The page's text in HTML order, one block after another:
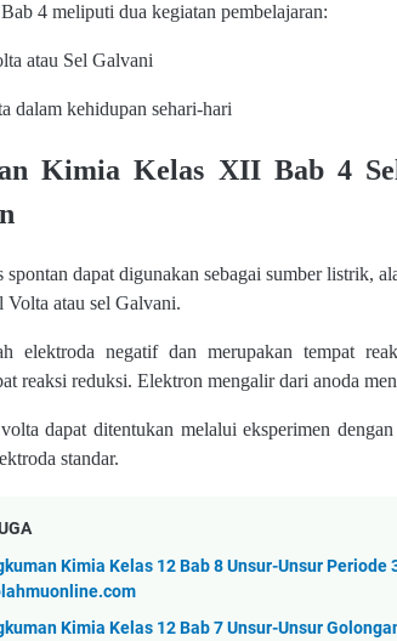
4 meliputi dua kegiatan pembelajaran:
atau Sel Galvani
dalam kehidupan sehari-hari
Kimia Kelas XII Bab 4
spontan dapat digunakan sebagai sumber listrik,
Volta atau sel Galvani.
elektroda negatif dan merupakan tempat
reaksi reduksi. Elektron mengalir dari anoda
dapat ditentukan melalui eksperimen
standar.
Kimia Kelas 12 Bab 8 Unsur-Unsur Periode
Kimia Kelas 12 Bab 7 Unsur-Unsur